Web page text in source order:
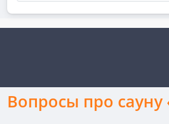
Вопросы про сауну